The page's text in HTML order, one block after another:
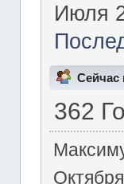
Июля
Сейчас
362